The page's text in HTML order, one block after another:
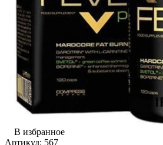
В избранное
Артикул: 567